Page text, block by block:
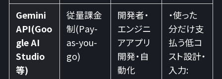
Gemini
API(Goo
gle AI
Studio
等)
従量課金
制(Pay-
as-you-
go)
開発者・
エンジニ
アアプリ
開発・自
動化
・使った
分だけ支
払う低コ
スト設計・
入力: